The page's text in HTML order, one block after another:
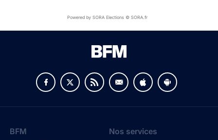
Powered by SORA Elections © SORA.fr
BFM Nos services